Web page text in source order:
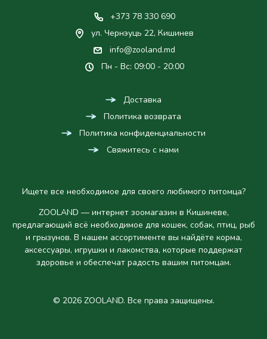
+373 78 330 690
ул. Чернэуць 22, Кишинев
info@zooland.md
Пн - Вс: 09:00 - 20:00
Доставка
Политика возврата
Политика конфиденциальности
Свяжитесь с нами
Ищете все необходимое для своего любимого питомца?
ZOOLAND — интернет зоомагазин в Кишиневе,
предлагающий всё необходимое для кошек, собак, птиц, рыб
и грызунов. В нашем ассортименте вы найдёте корма,
аксессуары, игрушки и лакомства, которые поддержат
здоровье и обеспечат радость вашим питомцам.
© 2026 ZOOLAND. Все права защищены.